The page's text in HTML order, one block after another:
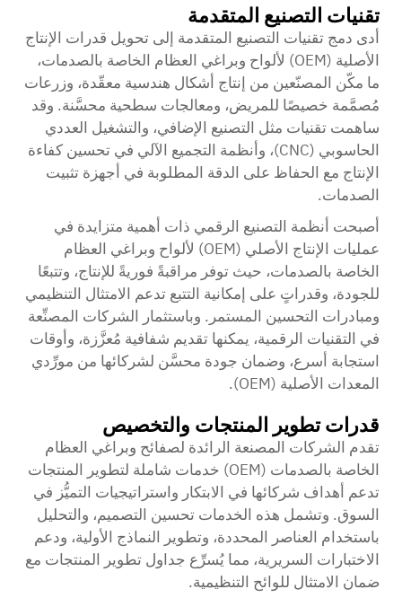
تقنيات التصنيع المتقدمة
أدى دمج تقنيات التصنيع المتقدمة إلى تحويل قدرات الإنتاج
الأصلية (OEM) لألواح وبراغي العظام الخاصة بالصدمات،
ما مكّن المصنّعين من إنتاج أشكال هندسية معقّدة، وزرعات
مُصمَّمة خصيصًا للمريض، ومعالجات سطحية محسَّنة. وقد
ساهمت تقنيات مثل التصنيع الإضافي، والتشغيل العددي
الحاسوبي (CNC)، وأنظمة التجميع الآلي في تحسين كفاءة
الإنتاج مع الحفاظ على الدقة المطلوبة في أجهزة تثبيت
الصدمات.
أصبحت أنظمة التصنيع الرقمي ذات أهمية متزايدة في
عمليات الإنتاج الأصلي (OEM) لألواح وبراغي العظام
الخاصة بالصدمات، حيث توفر مراقبةً فوريةً للإنتاج، وتتبعًا
للجودة، وقدراتٍ على إمكانية التتبع تدعم الامتثال التنظيمي
ومبادرات التحسين المستمر. وباستثمار الشركات المصنِّعة
في التقنيات الرقمية، يمكنها تقديم شفافية مُعزَّزة، وأوقات
استجابة أسرع، وضمان جودة محسَّن لشركائها من مورِّدي
المعدات الأصلية (OEM).
قدرات تطوير المنتجات والتخصيص
تقدم الشركات المصنعة الرائدة لصفائح وبراغي العظام
الخاصة بالصدمات (OEM) خدمات شاملة لتطوير المنتجات
تدعم أهداف شركائها في الابتكار واستراتيجيات التميُّز في
السوق. وتشمل هذه الخدمات تحسين التصميم، والتحليل
باستخدام العناصر المحددة، وتطوير النماذج الأولية، ودعم
الاختبارات السريرية، مما يُسرِّع جداول تطوير المنتجات مع
ضمان الامتثال للوائح التنظيمية.